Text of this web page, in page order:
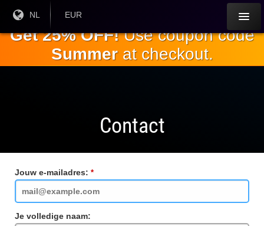
Huidige
NL
Huidige
EUR
Get 25% OFF!Use coupon code
Summerat checkout.
Contact
Jouw e-mailadres:
veld
Je volledige naam: